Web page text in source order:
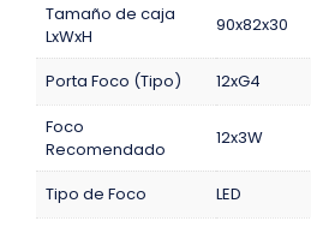
Tamaño de caja
LxWxH
90x82x30
Porta Foco (Tipo)
12xG4
Foco
Recomendado
12x3W
Tipo de Foco LED